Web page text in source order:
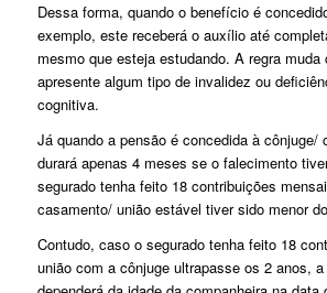
Dessa forma, quando o benefício é
exemplo, este receberá o auxílio até
mesmo que esteja estudando. A regra muda
apresente algum tipo de invalidez ou
cognitiva.
Já quando a pensão é concedida à cônjuge/
durará apenas 4 meses se o falecimento
segurado tenha feito 18 contribuições
casamento/ união estável tiver sido menor
Contudo, caso o segurado tenha feito 18
união com a cônjuge ultrapasse os 2 anos,